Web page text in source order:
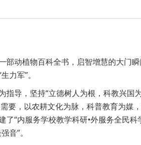
动植物百科全书，启智增慧的大门
力军”。
导，坚持“立德树人为根，科教兴国
要，以农耕文化为脉，科普教育为媒
“内服务学校教学科研•外服务全民科
音”。